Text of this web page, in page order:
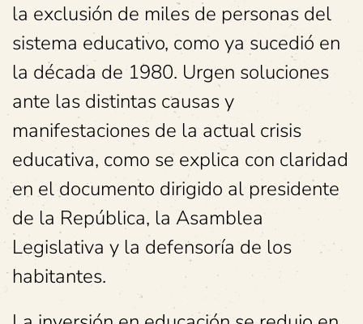
la exclusión de miles de personas del
sistema educativo, como ya sucedió en
la década de 1980. Urgen soluciones
ante las distintas causas y
manifestaciones de la actual crisis
educativa, como se explica con claridad
en el documento dirigido al presidente
de la República, la Asamblea
Legislativa y la defensoría de los
habitantes.